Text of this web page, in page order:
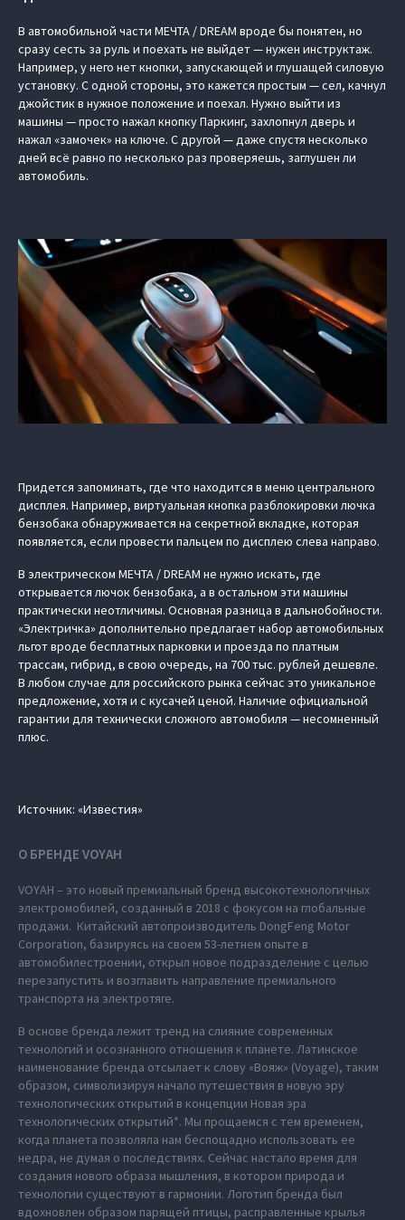
В автомобильной части МЕЧТА / DREAM вроде бы понятен, но
сразу сесть за руль и поехать не выйдет — нужен инструктаж.
Например, у него нет кнопки, запускающей и глушащей силовую
установку. С одной стороны, это кажется простым — сел, качнул
джойстик в нужное положение и поехал. Нужно выйти из
машины — просто нажал кнопку Паркинг, захлопнул дверь и
нажал «замочек» на ключе. С другой — даже спустя несколько
дней всё равно по несколько раз проверяешь, заглушен ли
автомобиль.
Придется запоминать, где что находится в меню центрального
дисплея. Например, виртуальная кнопка разблокировки лючка
бензобака обнаруживается на секретной вкладке, которая
появляется, если провести пальцем по дисплею слева направо.
В электрическом МЕЧТА / DREAM не нужно искать, где
открывается лючок бензобака, а в остальном эти машины
практически неотличимы. Основная разница в дальнобойности.
«Электричка» дополнительно предлагает набор автомобильных
льгот вроде бесплатных парковки и проезда по платным
трассам, гибрид, в свою очередь, на 700 тыс. рублей дешевле.
В любом случае для российского рынка сейчас это уникальное
предложение, хотя и с кусачей ценой. Наличие официальной
гарантии для технически сложного автомобиля — несомненный
плюс.
Источник: «Известия»
О БРЕНДЕ VOYAH
VOYAH – это новый премиальный бренд высокотехнологичных
электромобилей, созданный в 2018 с фокусом на глобальные
продажи. Китайский автопроизводитель DongFeng Motor
Corporation, базируясь на своем 53-летнем опыте в
автомобилестроении, открыл новое подразделение с целью
перезапустить и возглавить направление премиального
транспорта на электротяге.
В основе бренда лежит тренд на слияние современных
технологий и осознанного отношения к планете. Латинское
наименование бренда отсылает к слову «Вояж» (Voyage), таким
образом, символизируя начало путешествия в новую эру
технологических открытий в концепции Новая эра
технологических открытий*. Мы прощаемся с тем временем,
когда планета позволяла нам беспощадно использовать ее
недра, не думая о последствиях. Сейчас настало время для
создания нового образа мышления, в котором природа и
технологии существуют в гармонии. Логотип бренда был
вдохновлен образом парящей птицы, расправленные крылья